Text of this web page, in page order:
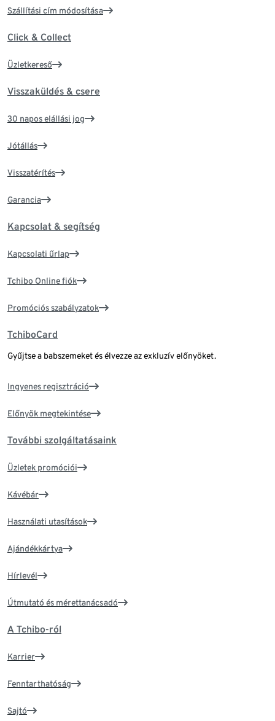
Szállítási cím módosítása
Click & Collect
Üzletkereső
Visszaküldés & csere
30 napos elállási jog
Jótállás
Visszatérítés
Garancia
Kapcsolat & segítség
Kapcsolati űrlap
Tchibo Online fiók
Promóciós szabályzatok
TchiboCard
Gyűjtse a babszemeket és élvezze az exkluzív előnyöket.
Ingyenes regisztráció
Előnyök megtekintése
További szolgáltatásaink
Üzletek promóciói
Kávébár
Használati utasítások
Ajándékkártya
Hírlevél
Útmutató és mérettanácsadó
A Tchibo-ról
Karrier
Fenntarthatóság
Sajtó